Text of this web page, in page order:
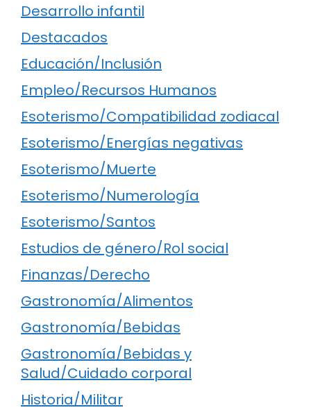
Desarrollo infantil
Destacados
Educación/Inclusión
Empleo/Recursos Humanos
Esoterismo/Compatibilidad zodiacal
Esoterismo/Energías negativas
Esoterismo/Muerte
Esoterismo/Numerología
Esoterismo/Santos
Estudios de género/Rol social
Finanzas/Derecho
Gastronomía/Alimentos
Gastronomía/Bebidas
Gastronomía/Bebidas y
Salud/Cuidado corporal
Historia/Militar